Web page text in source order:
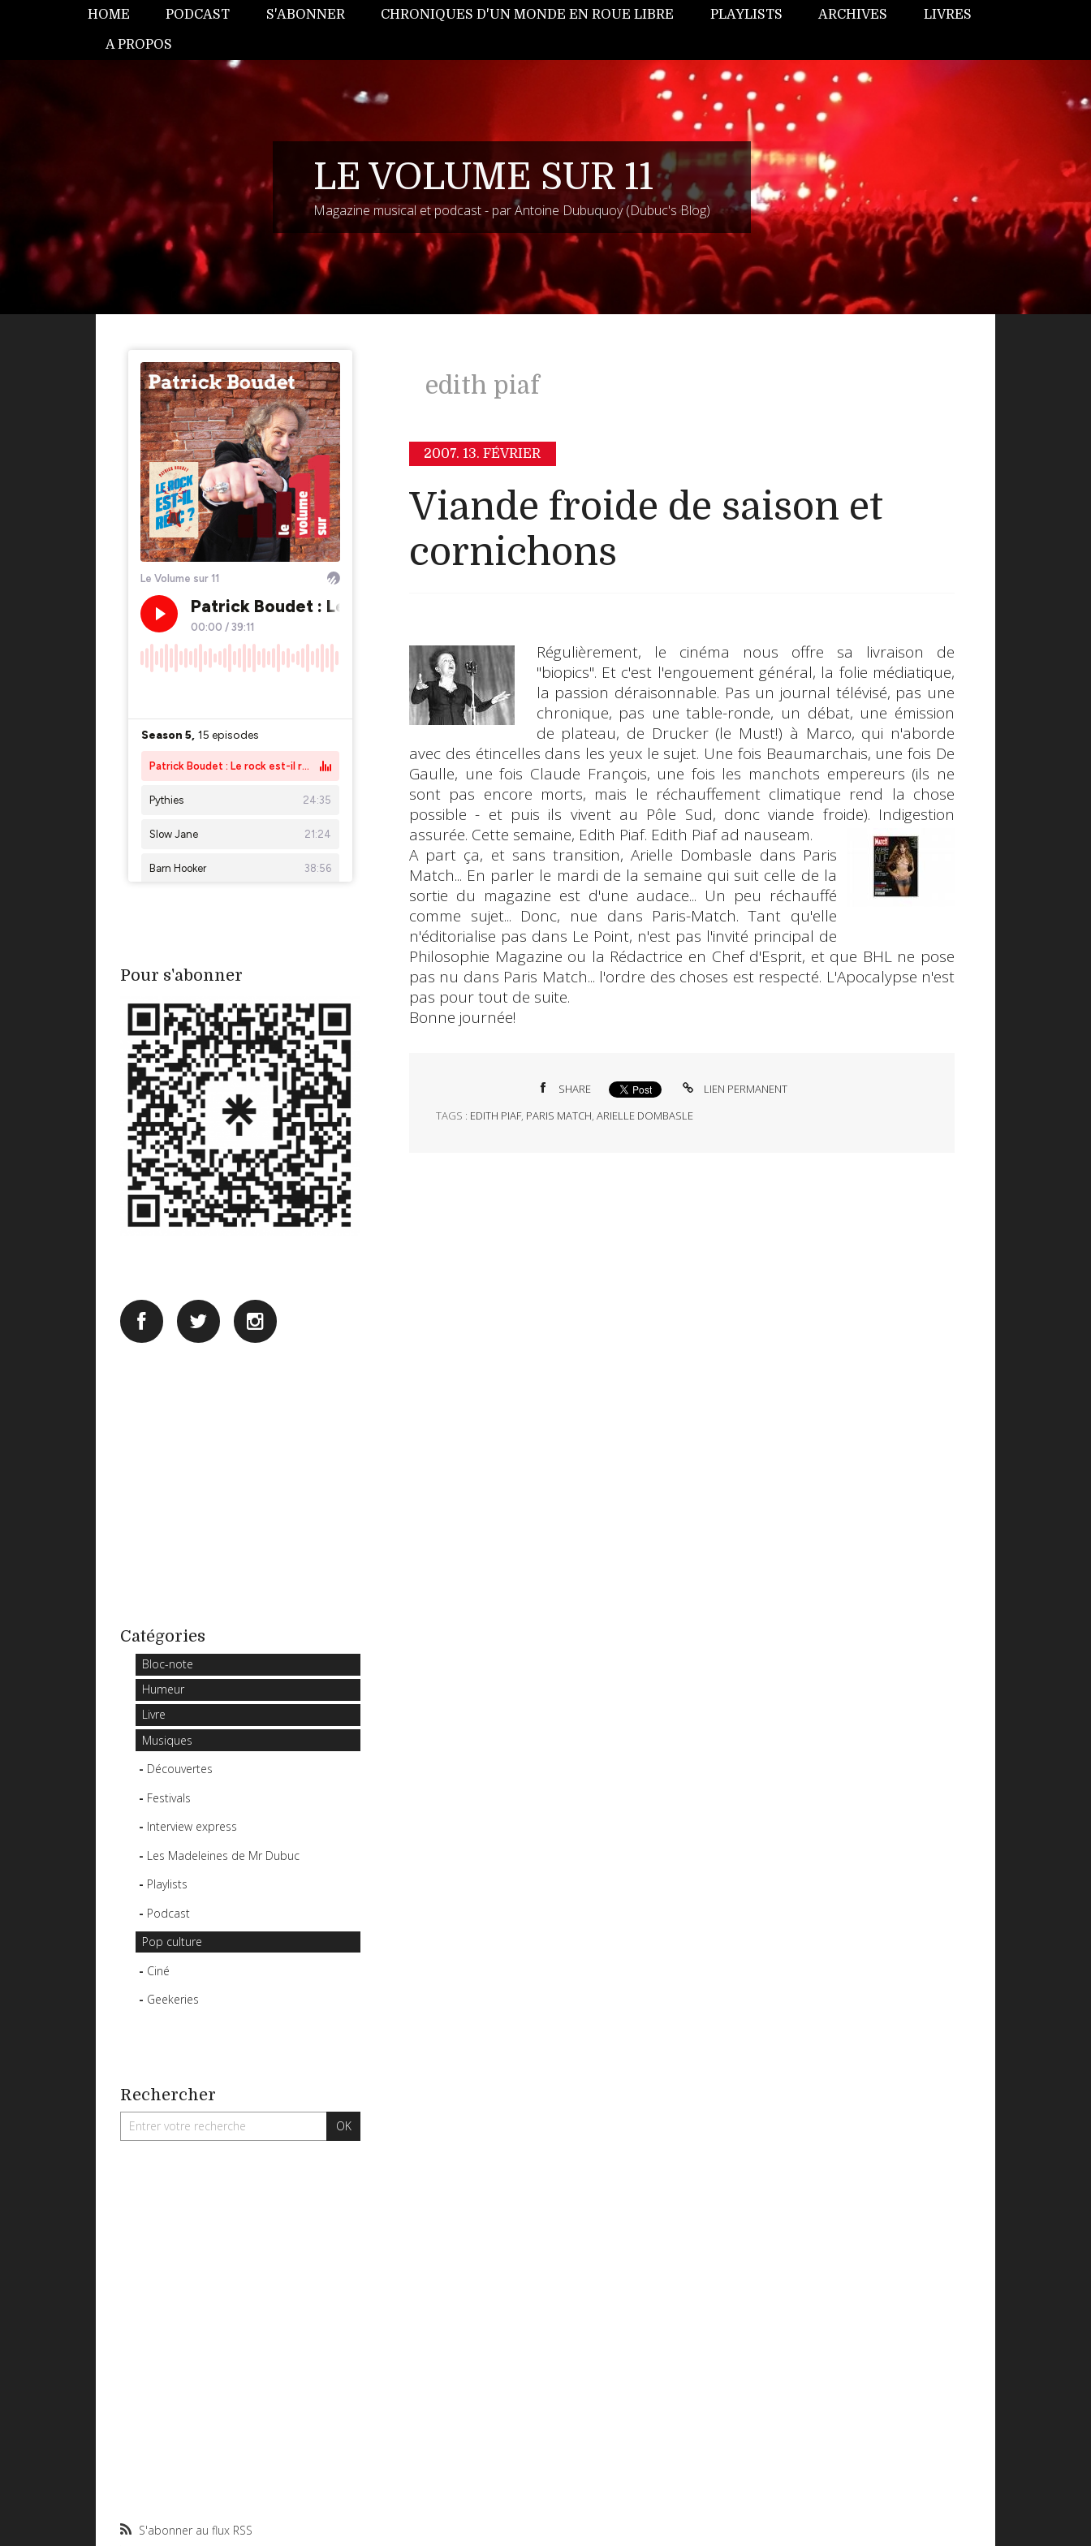
HOME PODCAST S'ABONNER CHRONIQUES D'UN MONDE EN ROUE LIBRE PLAYLISTS ARCHIVES LIVRES
A PROPOS
LE VOLUME SUR 11
Magazine musical et podcast - par Antoine Dubuquoy (Dubuc's Blog)
Pour s'abonner
Catégories
Bloc-note
Humeur
Livre
Musiques
Découvertes
Festivals
Interview express
Les Madeleines de Mr Dubuc
Playlists
Podcast
Pop culture
Ciné
Geekeries
Rechercher
S'abonner au flux RSS
edith piaf
2007. 13. FÉVRIER
Viande froide de saison et
cornichons
Régulièrement, le cinéma nous offre sa livraison de
"biopics". Et c'est l'engouement général, la folie médiatique,
la passion déraisonnable. Pas un journal télévisé, pas une
chronique, pas une table-ronde, un débat, une émission
de plateau, de Drucker (le Must!) à Marco, qui n'aborde
avec des étincelles dans les yeux le sujet. Une fois Beaumarchais, une fois De
Gaulle, une fois Claude François, une fois les manchots empereurs (ils ne
sont pas encore morts, mais le réchauffement climatique rend la chose
possible - et puis ils vivent au Pôle Sud, donc viande froide). Indigestion
assurée. Cette semaine, Edith Piaf. Edith Piafad nauseam.
A part ça, et sans transition, Arielle Dombasle dans Paris
Match... En parler le mardi de la semaine qui suit celle de la
sortie du magazine est d'une audace... Un peu réchauffé
comme sujet... Donc, nue dans Paris-Match. Tant qu'elle
n'éditorialise pas dans Le Point, n'est pas l'invité principal de
Philosophie Magazine ou la Rédactrice en Chef d'Esprit, et que BHL ne pose
pas nu dans Paris Match... l'ordre des choses est respecté. L'Apocalypse n'est
pas pour tout de suite.
Bonne journée!
SHARE
LIEN PERMANENT
TAGS : EDITH PIAF, PARIS MATCH, ARIELLE DOMBASLE